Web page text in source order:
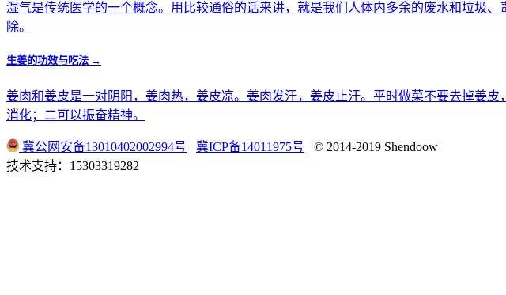
湿气是传统医学的一个概念。用比较通俗的话来讲，就是我们人体内多余的废水和垃圾
除。
生姜的功效与吃法 →
姜肉和姜皮是一对阴阳，姜肉热，姜皮凉。姜肉发汗，姜皮止汗。平时做菜不要去掉姜
消化；二可以振奋精神。
冀公网安备13010402002994号 冀ICP备14011975号 © 2014-2019 Shendoow
技术支持：15303319282